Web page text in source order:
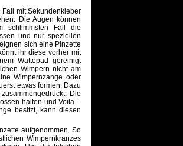
Fall mit Sekundenkleber
Die Augen können
schlimmsten Fall die
und nur speziellen
eignen sich eine Pinzette
ihr diese vorher mit
Wattepad gereinigt
Wimpern nicht am
Wimpernzange oder
etwas formen. Dazu
Die
halten und Voila –
besitzt, kann diesen
aufgenommen. So
Wimpernkranzes